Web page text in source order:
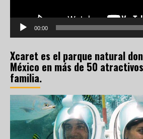
00:00
Xcaret es el parque natural
México en más de 50
familia.